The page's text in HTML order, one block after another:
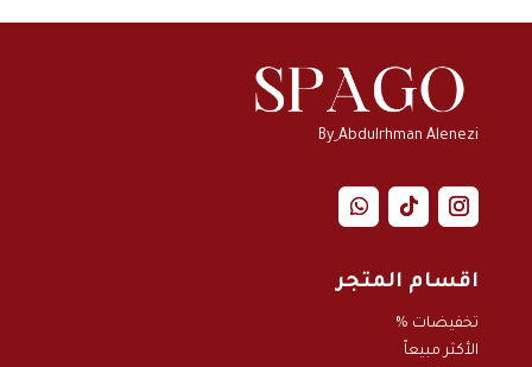
By ِAbdulrhman Alenezi
اقسام المتجر
تخفيضات %
الأكثر مبيعاً